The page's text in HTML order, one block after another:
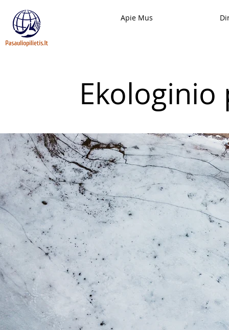
Apie Mus
Ekologinio